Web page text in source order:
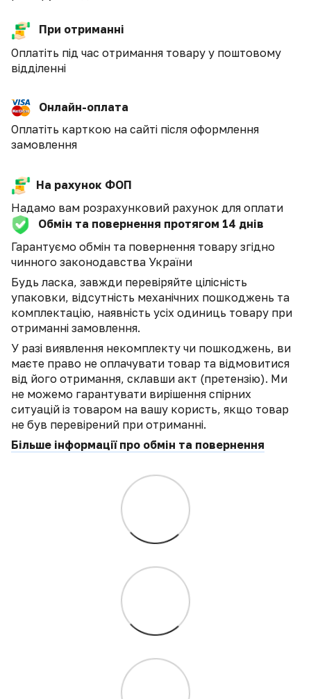
При отриманні
Оплатіть під час отримання товару у поштовому
відділенні
Онлайн-оплата
Оплатіть карткою на сайті після оформлення
замовлення
На рахунок ФОП
Надамо вам розрахунковий рахунок для оплати
Обмін та повернення протягом 14 днів
Гарантуємо обмін та повернення товару згідно
чинного законодавства України
Будь ласка, завжди перевіряйте цілісність
упаковки, відсутність механічних пошкоджень та
комплектацію, наявність усіх одиниць товару при
отриманні замовлення.
У разі виявлення некомплекту чи пошкоджень, ви
маєте право не оплачувати товар та відмовитися
від його отримання, склавши акт (претензію). Ми
не можемо гарантувати вирішення спірних
ситуацій із товаром на вашу користь, якщо товар
не був перевірений при отриманні.
Більше інформації про обмін та повернення